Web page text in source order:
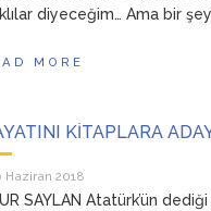
diyeceğim… Ama bir
MORE
KİTAPLARA
Haziran 2018
SAYLAN Atatürk’ün